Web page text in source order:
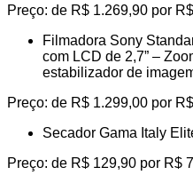
Preço: de R$ 1.269,90 por
Filmadora Sony
com LCD de 2,7” –
estabilizador de
Preço: de R$ 1.299,00 por
Secador Gama Italy
Preço: de R$ 129,90 por R$